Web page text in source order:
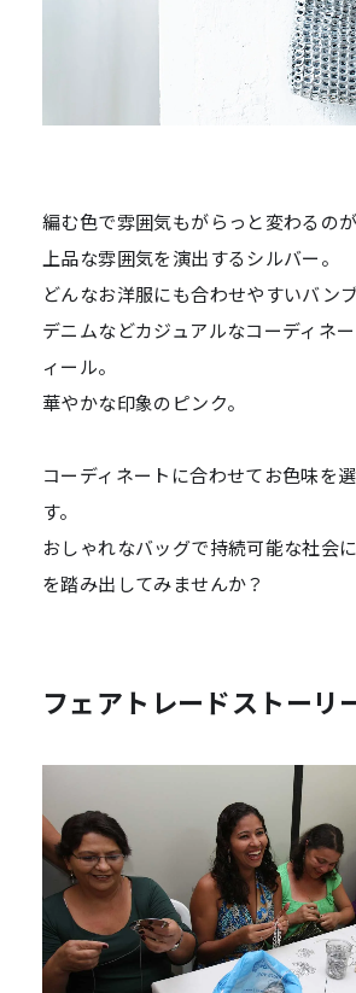
編む色で雰囲気もがらっと変わるのが
上品な雰囲気を演出するシルバー。
どんなお洋服にも合わせやすいバンブ
デニムなどカジュアルなコーディネ
ィール。
華やかな印象のピンク。
コーディネートに合わせてお色味を
す。
おしゃれなバッグで持続可能な社会
を踏み出してみませんか？
フェアトレードストーリ